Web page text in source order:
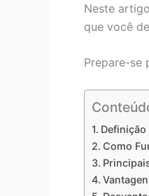
Neste
que você
Prepare-se
Definição
Como